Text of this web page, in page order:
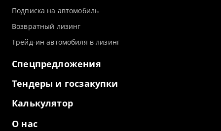
Подписка на автомобиль
Возвратный лизинг
Трейд-ин автомобиля в лизинг
Спецпредложения
Тендеры и госзакупки
Калькулятор
О нас